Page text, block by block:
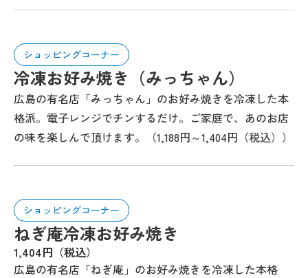
ショッピングコーナー
冷凍お好み焼き（みっちゃん）
広島の有名店「みっちゃん」のお好み焼きを冷凍した本
格派。電子レンジでチンするだけ。ご家庭で、あのお店
の味を楽しんで頂けます。（1,188円～1,404円（税込））
ショッピングコーナー
ねぎ庵冷凍お好み焼き
1,404円（税込）
広島の有名店「ねぎ庵」のお好み焼きを冷凍した本格